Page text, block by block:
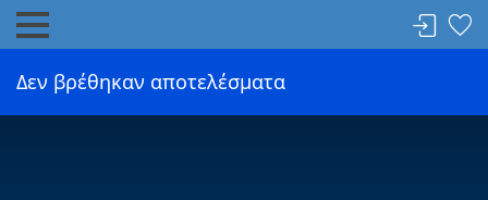
Δεν βρέθηκαν αποτελέσματα